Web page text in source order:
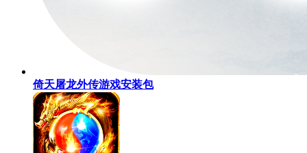
倚天屠龙外传游戏安装包